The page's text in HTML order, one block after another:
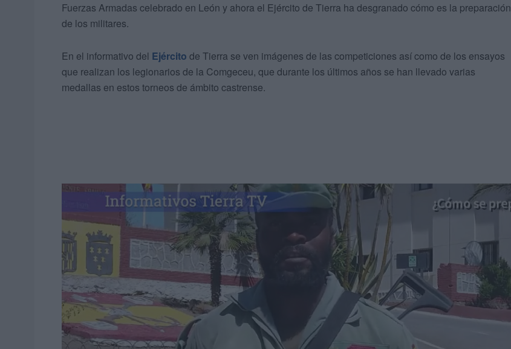
Fuerzas Armadas celebrado en León y ahora el Ejército de Tierra ha desgranado cómo es la preparación
de los militares.
En el informativo del Ejército de Tierra se ven imágenes de las competiciones así como de los ensayos
que realizan los legionarios de la Comgeceu, que durante los últimos años se han llevado varias
medallas en estos torneos de ámbito castrense.